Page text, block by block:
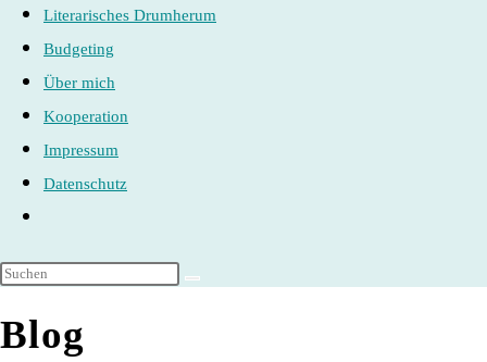
Literarisches Drumherum
Budgeting
Über mich
Kooperation
Impressum
Datenschutz
umschalten
Blog